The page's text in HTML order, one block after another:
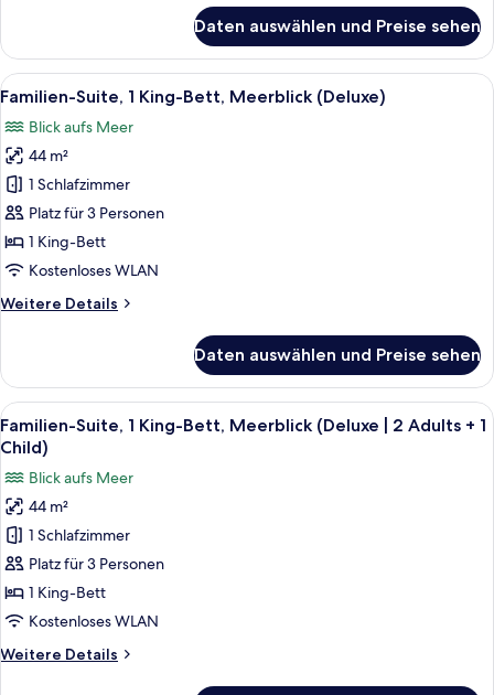
2
Children)
anzeigen
Suite,
2 Doppelbetten
(Deluxe
3
Adults
2
Children)
Daten auswählen und Preise sehen
Alle
Fotos
für
Familien-
Suite,
1 King-
Bett,
Meerblick
anzeigen
Ein modernes Hotelzimmer mit Bett,
7
Familien-Suite, 1 King-Bett, Meerblick (Deluxe)
Blick aufs Meer
44 m²
1 Schlafzimmer
Platz für 3 Personen
1 King-Bett
Kostenloses WLAN
Weitere Details
Weitere
Suite,
1 King-
Bett,
Meerblick
(Deluxe)
Daten auswählen und Preise sehen
Alle
Fotos
Familien-
Suite,
1 King-
Bett,
Meerblick
(Deluxe
2
Ein modernes Hotelzimmer mit Bett,
7
Familien-Suite, 1 King-Bett, Meerblick (Deluxe | 2 Adults + 1
Child)
Blick aufs Meer
44 m²
1 Schlafzimmer
Platz für 3 Personen
1 King-Bett
Kostenloses WLAN
Weitere Details
Weitere